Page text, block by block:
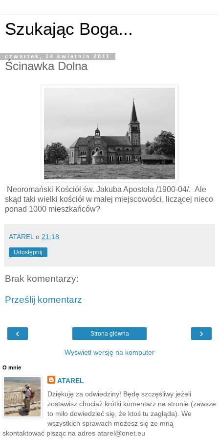
Szukając Boga...
czwartek, 14 kwietnia 2011
Ścinawka Dolna
Neoromański Kościół św. Jakuba Apostoła /1900-04/. Ale
skąd taki wielki kościół w małej miejscowości, liczącej nieco
ponad 1000 mieszkańców?
ATAREL o 21:18
Udostępnij
Brak komentarzy:
Prześlij komentarz
‹ ›
Strona główna
Wyświetl wersję na komputer
O mnie
ATAREL
Dziękuję za odwiedziny! Będę szczęśliwy jeżeli
zostawisz chociaż krótki komentarz na stronie (zawsze
to miło dowiedzieć się, że ktoś tu zagląda). We
wszystkich sprawach możesz się ze mną
skontaktować pisząc na adres atarel@onet.eu